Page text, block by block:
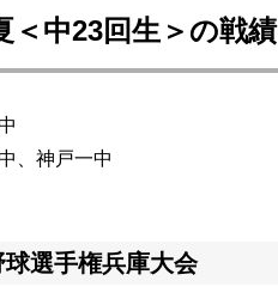
＜中23回生＞の戦績
、神戸一中
選手権兵庫大会